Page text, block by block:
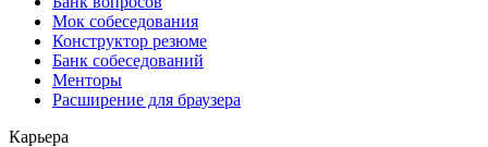
Мок собеседования
Конструктор резюме
Банк собеседований
Менторы
Расширение для браузера
Карьера